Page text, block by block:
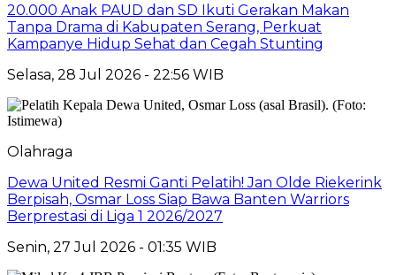
20.000 Anak PAUD dan SD Ikuti Gerakan Makan
Tanpa Drama di Kabupaten Serang, Perkuat
Kampanye Hidup Sehat dan Cegah Stunting
Selasa, 28 Jul 2026 - 22:56 WIB
Olahraga
Dewa United Resmi Ganti Pelatih! Jan Olde Riekerink
Berpisah, Osmar Loss Siap Bawa Banten Warriors
Berprestasi di Liga 1 2026/2027
Senin, 27 Jul 2026 - 01:35 WIB